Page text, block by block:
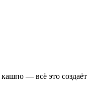
— всё это создаёт